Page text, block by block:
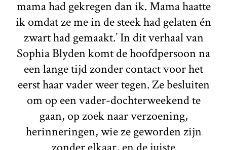
mama had gekregen dan ik. Mama haatte
ik omdat ze me in de steek had gelaten én
zwart had gemaakt.’ In dit verhaal van
Sophia Blyden komt de hoofdpersoon na
een lange tijd zonder contact voor het
eerst haar vader weer tegen. Ze besluiten
om op een vader-dochterweekend te
gaan, op zoek naar verzoening,
herinneringen, wie ze geworden zijn